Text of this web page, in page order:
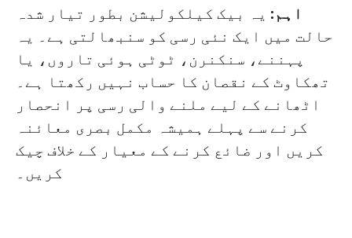
اہم: یہ بیک کیلکولیشن بطور تیار شدہ
حالت میں ایک نئی رسی کو سنبھالتی ہے۔ یہ
پہننے، سنکنرن، ٹوٹی ہوئی تاروں، یا
تھکاوٹ کے نقصان کا حساب نہیں رکھتا ہے۔
اٹھانے کے لیے ملنے والی رسی پر انحصار
کرنے سے پہلے ہمیشہ مکمل بصری معائنہ
کریں اور ضائع کرنے کے معیار کے خلاف چیک
کریں۔